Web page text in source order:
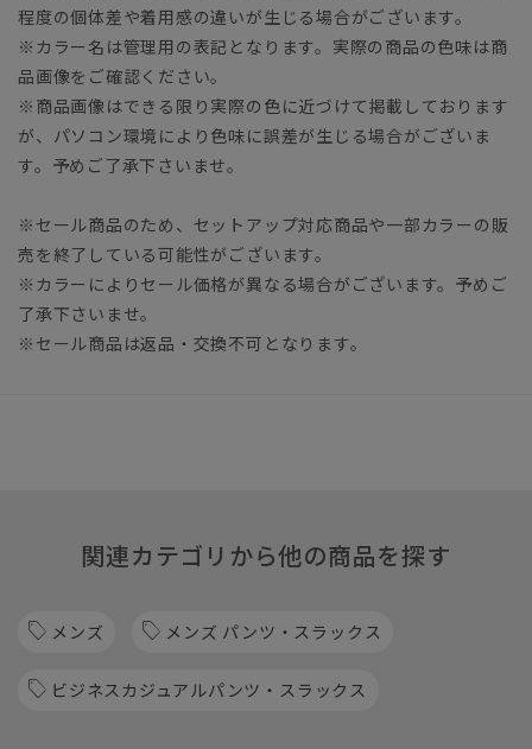
程度の個体差や着用感の違いが生じる場合がございます。
※カラー名は管理用の表記となります。実際の商品の色味は商
品画像をご確認ください。
※商品画像はできる限り実際の色に近づけて掲載しております
が、パソコン環境により色味に誤差が生じる場合がございま
す。予めご了承下さいませ。
※セール商品のため、セットアップ対応商品や一部カラーの販
売を終了している可能性がございます。
※カラーによりセール価格が異なる場合がございます。予めご
了承下さいませ。
※セール商品は返品・交換不可となります。
関連カテゴリから他の商品を探す
メンズ メンズ パンツ・スラックス
ビジネスカジュアルパンツ・スラックス